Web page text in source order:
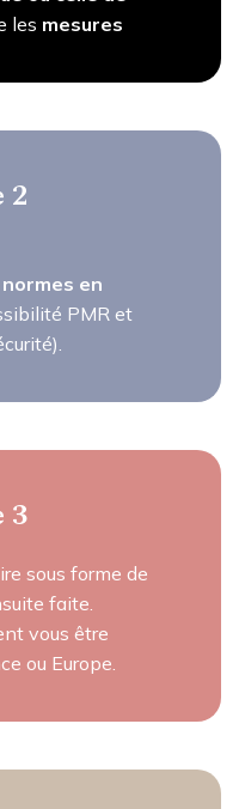
les mesures
2
en
PMR et
3
sous forme de
faite.
vous être
ou Europe.